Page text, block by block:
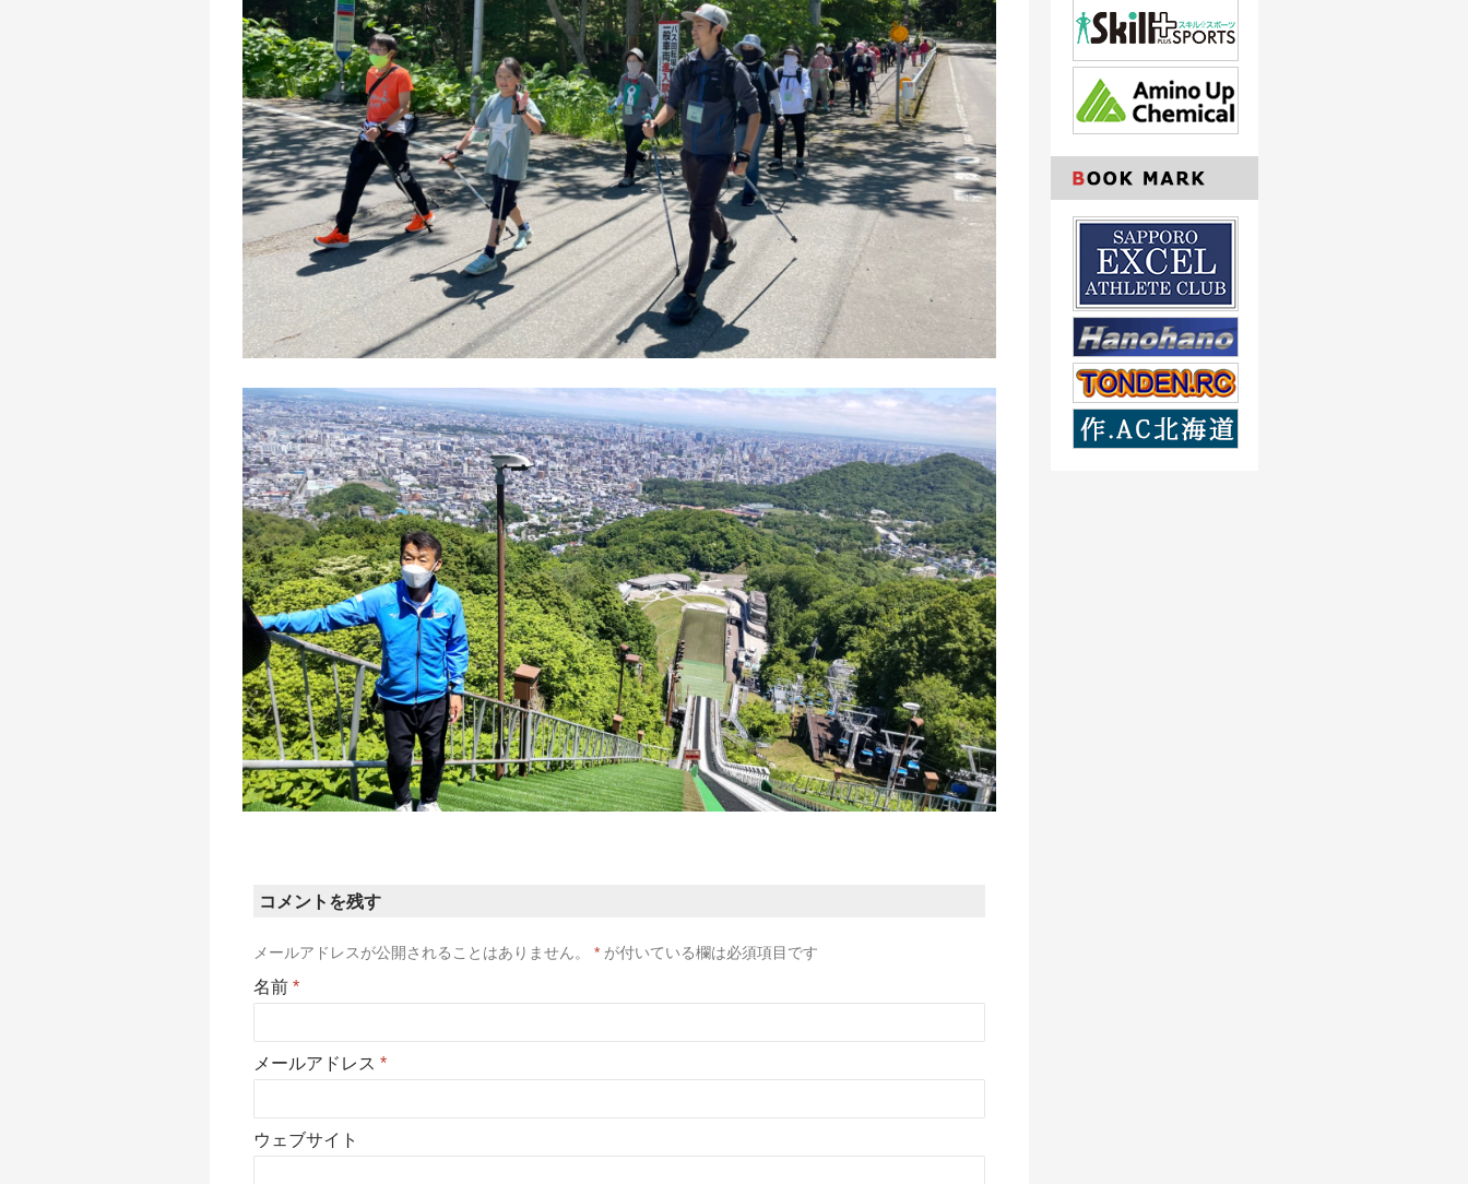
コメントを残す
メールアドレスが公開されることはありません。 * が付いている欄は必須項目です
名前 *
メールアドレス *
ウェブサイト